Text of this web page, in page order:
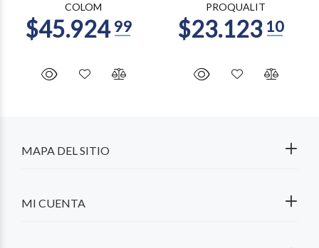
COLOM
PROQUALIT
MAPA DEL SITIO
MI CUENTA